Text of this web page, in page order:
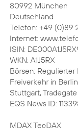
80992 München
Deutschland
Telefon: +49 (0)89
Internet:
ISIN:
WKN: A1J5RX
Börsen:
Freiverkehr in
Stuttgart,
EQS News ID:
MDAX TecDAX